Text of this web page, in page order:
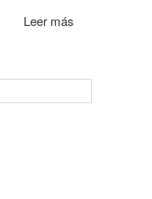
Leer más